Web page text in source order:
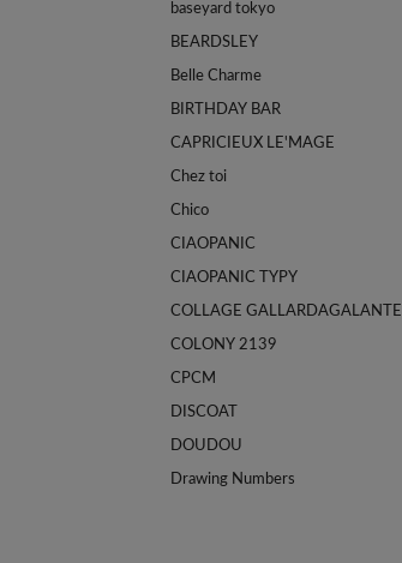
baseyard tokyo
BEARDSLEY
Belle Charme
BIRTHDAY BAR
CAPRICIEUX LE'MAGE
Chez toi
Chico
CIAOPANIC
CIAOPANIC TYPY
COLLAGE GALLARDAGALANTE
COLONY 2139
CPCM
DISCOAT
DOUDOU
Drawing Numbers